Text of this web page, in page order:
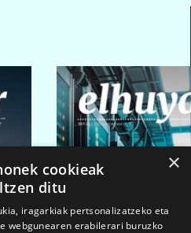
×
cookieak
ditu
iragarkiak pertsonalizatzeko eta
webgunearen erabilerari buruzko